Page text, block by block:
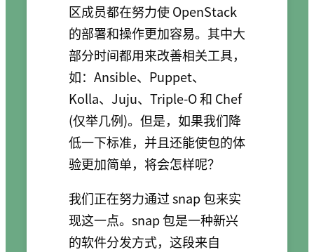
区成员都在努力使 OpenStack
的部署和操作更加容易。其中大
部分时间都用来改善相关工具，
如：Ansible、Puppet、
Kolla、Juju、Triple-O 和 Chef
(仅举几例)。但是，如果我们降
低一下标准，并且还能使包的体
验更加简单，将会怎样呢？
我们正在努力通过 snap 包来实
现这一点。snap 包是一种新兴
的软件分发方式，这段来自